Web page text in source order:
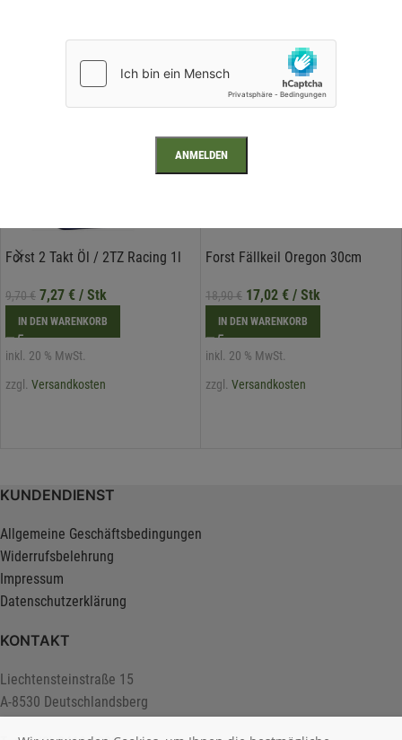
-25%
Forst 2 Takt Öl / 2TZ Racing 1l
9,70€ 7,27 € / Stk
IN DEN WARENKORB
inkl. 20 % MwSt.
zzgl. Versandkosten
Forst Fällkeil Oregon 30cm
18,90€ 17,02 € / Stk
IN DEN WARENKORB
inkl. 20 % MwSt.
zzgl. Versandkosten
KUNDENDIENST
Allgemeine Geschäftsbedingungen
Widerrufsbelehrung
Impressum
Datenschutzerklärung
KONTAKT
Liechtensteinstraße 15
A-8530 Deutschlandsberg